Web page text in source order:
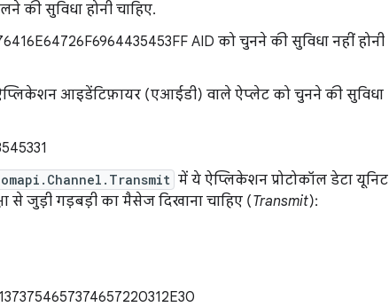
की सुविधा होनी चाहिए.
AID को चुनने की सुविधा नहीं होनी
आइडेंटिफ़ायर (एआईडी) वाले ऐप्लेट को चुनने की सुविधा
में ये ऐप्लिकेशन प्रोटोकॉल डेटा यूनिट
से जुड़ी गड़बड़ी का मैसेज दिखाना चाहिए (Transmit):